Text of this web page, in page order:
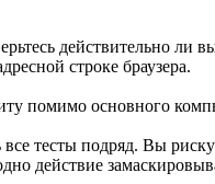
действительно
строке браузера.
помимо основного
все тесты подряд. Вы
действие